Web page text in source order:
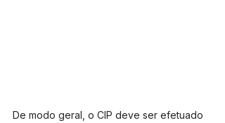
De modo geral, o CIP deve ser efetuado